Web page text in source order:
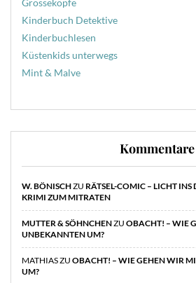
Grosseköpfe
Kinderbuch Detektive
Kinderbuchlesen
Küstenkids unterwegs
Mint & Malve
Kommentare
W. BÖNISCHZU RÄTSEL-COMIC – LICHT INS
KRIMI ZUM MITRATEN
MUTTER & SÖHNCHENZU OBACHT! – WIE
UNBEKANNTEN UM?
MATHIASZU OBACHT! – WIE GEHEN WIR
UM?